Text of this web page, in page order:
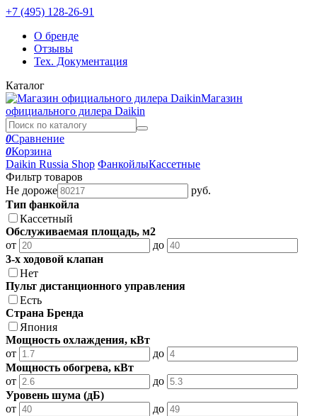
+7 (495) 128-26-91
О бренде
Отзывы
Тех. Документация
Каталог
Магазин
официального дилера Daikin
0Сравнение
0Корзина
Daikin Russia Shop ФанкойлыКассетные
Фильтр товаров
Не дороже
руб.
Тип фанкойла
Кассетный
Обслуживаемая площадь, м2
от
до
3-х ходовой клапан
Нет
Пульт дистанционного управления
Есть
Страна Бренда
Япония
Мощность охлаждения, кВт
от
до
Мощность обогрева, кВт
от
до
Уровень шума (дБ)
от
до